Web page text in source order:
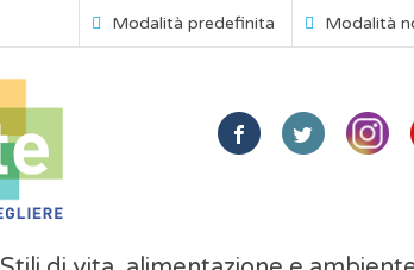
Modalità predefinita Modalità